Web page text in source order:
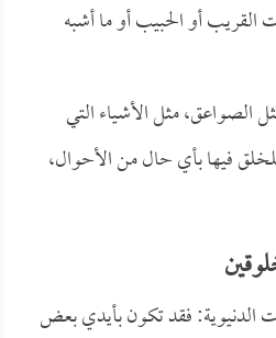
أو الحبيب أو ما أشبه
الصواعق، مثل الأشياء التي
فيها بأي حال من الأحوال،
الدنيوية: فقد تكون بأيدي بعض